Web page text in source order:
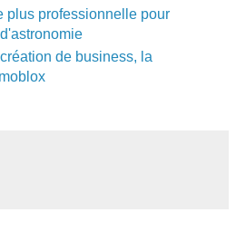
plus professionnelle pour
de business, la